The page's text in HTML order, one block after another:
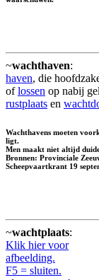
~wachthaven:
haven, die
oflossen op nabij
rustplaats en
Wachthavens moeten
ligt.
Men maakt niet altijd
Bronnen: Provinciale
Scheepvaartkrant 19
~wachtplaats:
Klik hier voor
afbeelding.
F5 = sluiten.